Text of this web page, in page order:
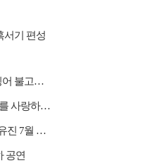
서기 편성
'동네의 명장들' 압구정로데오 오징어 불고기·종로 치...
'전설의 사내' 장한별, '하늘아'→'너를 사랑하고도' 명...
‘KSI 영향력 지수’ 론칭, 이찬원·전유진 7월 차트 남녀...
공연